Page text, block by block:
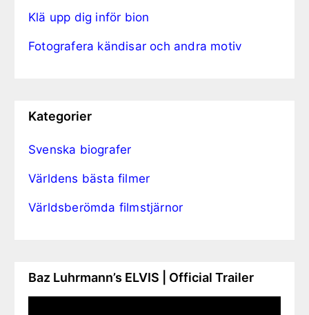
Klä upp dig inför bion
Fotografera kändisar och andra motiv
Kategorier
Svenska biografer
Världens bästa filmer
Världsberömda filmstjärnor
Baz Luhrmann’s ELVIS | Official Trailer